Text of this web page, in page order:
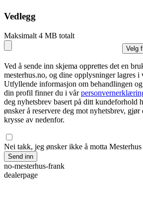
Vedlegg
Maksimalt 4 MB totalt
Velg
Ved å sende inn skjema opprettes det en
mesterhus.no, og dine opplysninger lagres
Utfyllende informasjon om behandlingen
din profil finner du i vår
deg nyhetsbrev basert på ditt kundeforhold
ønsker å reservere deg mot nyhetsbrev, gjør
krysse av nedenfor.
Nei takk, jeg ønsker ikke å motta Mesterhus
Send inn
no-mesterhus-frank
dealerpage